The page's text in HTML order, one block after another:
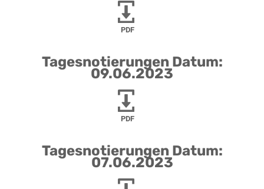
PDF
Tagesnotierungen Datum:
09.06.2023
PDF
Tagesnotierungen Datum:
07.06.2023